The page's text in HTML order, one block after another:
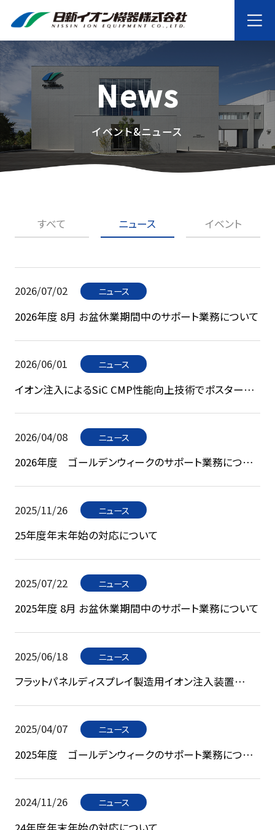
News
イベント&ニュース
すべて ニュース イベント
2026/07/02 ニュース
2026年度 8月 お盆休業期間中のサポート業務について
2026/06/01 ニュース
イオン注入によるSiC CMP性能向上技術でポスター賞
2026/04/08
ニュース
2026年度 ゴールデンウィークのサポート業務につい
2025/11/26
ニュース
25年度年末年始の対応について
2025/07/22 ニュース
2025年度 8月 お盆休業期間中のサポート業務について
2025/06/18 ニュース
フラットパネルディスプレイ製造用イオン注入装置
ス（第8.6世代）基板に対応～
2025/04/07 ニュース
2025年度 ゴールデンウィークのサポート業務につい
2024/11/26
ニュース